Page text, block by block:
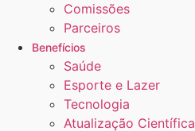
Comissões
Parceiros
Benefícios
Saúde
Esporte e Lazer
Tecnologia
Atualização Científica